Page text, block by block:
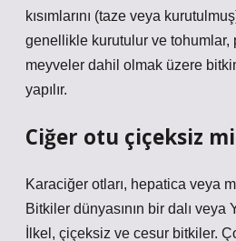
kısımlarını (taze veya
genellikle kurutulur ve tohumlar,
meyveler dahil olmak üzere
yapılır.
Ciğer otu çiçeksiz
Karaciğer otları, hepatica veya
Bitkiler dünyasının bir dalı veya
İlkel, çiçeksiz ve cesur bitkiler.